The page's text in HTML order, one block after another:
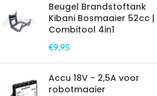
Beugel Brandstoftank
Kibani Bosmaaier 52cc |
Combitool 4in1
€9,95
Accu 18V - 2,5A voor
robotmaaier